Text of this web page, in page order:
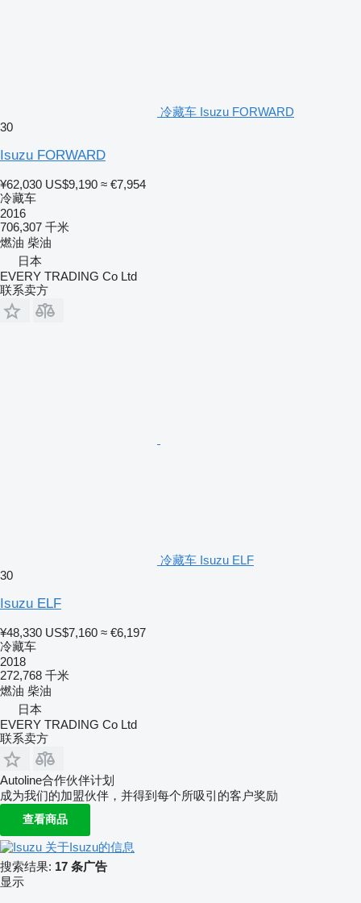
冷藏车 Isuzu FORWARD
30
Isuzu FORWARD
¥62,030 US$9,190 ≈ €7,954
冷藏车
2016
706,307 千米
燃油 柴油
日本
EVERY TRADING Co Ltd
联系卖方
冷藏车 Isuzu ELF
30
Isuzu ELF
¥48,330 US$7,160 ≈ €6,197
冷藏车
2018
272,768 千米
燃油 柴油
日本
EVERY TRADING Co Ltd
联系卖方
Autoline合作伙伴计划
成为我们的加盟伙伴，并得到每个所吸引的客户奖励
查看商品
关于Isuzu的信息
搜索结果: 17 条广告
显示